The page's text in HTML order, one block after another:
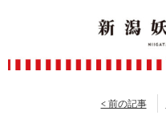
< 前の記事